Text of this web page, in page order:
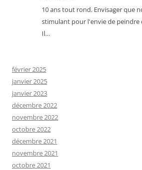
10 ans tout rond. Envisager que
stimulant pour l'envie de peindre
Il…
février 2025
janvier 2025
janvier 2023
décembre 2022
novembre 2022
octobre 2022
décembre 2021
novembre 2021
octobre 2021